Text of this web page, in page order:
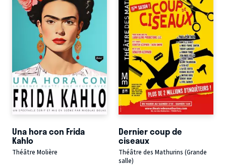
Una hora con Frida
Kahlo
Théâtre Molière
Dernier coup de
ciseaux
Théâtre des Mathurins (Grande
salle)